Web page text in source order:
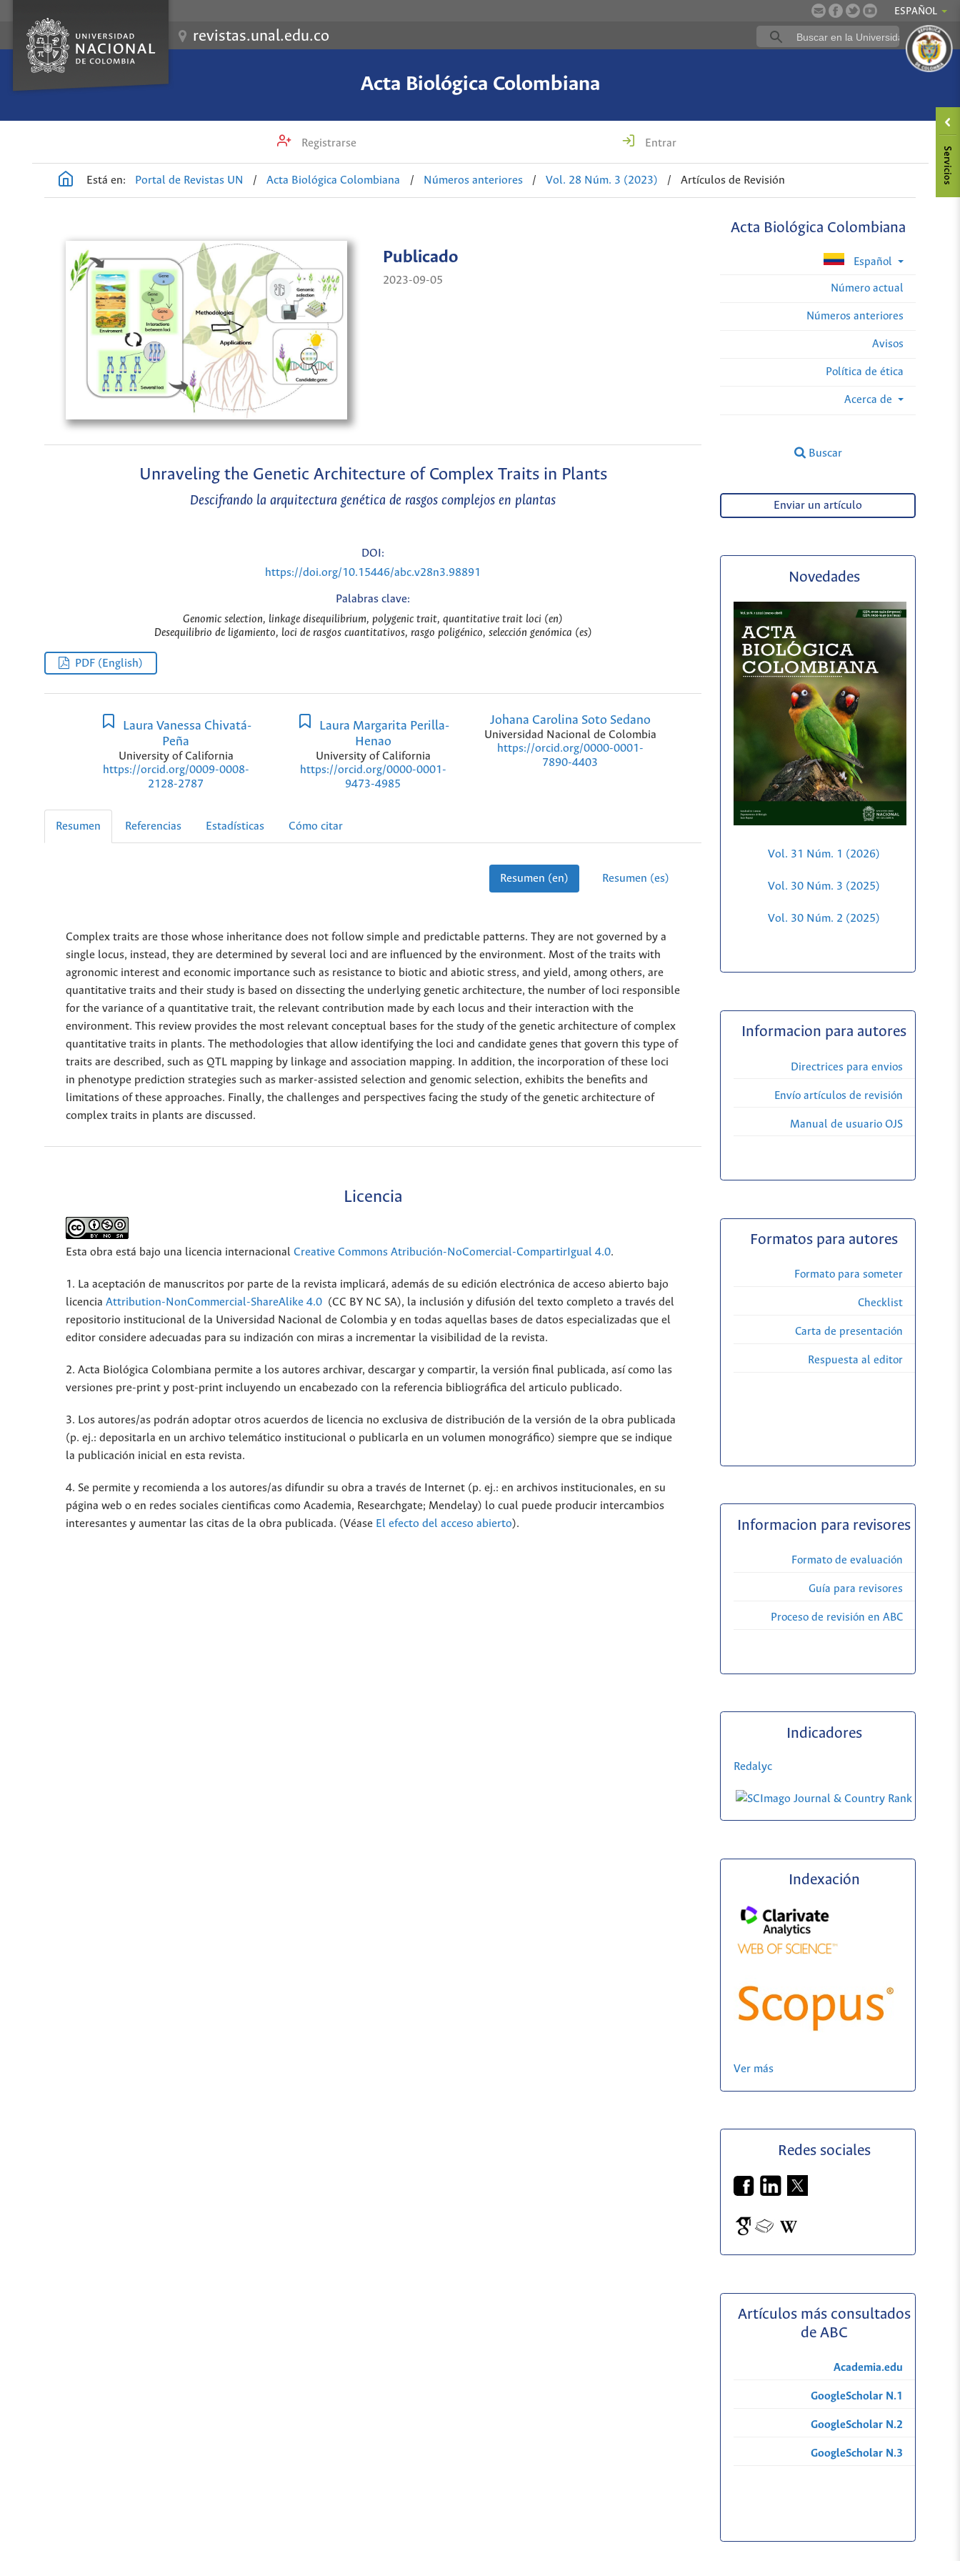
ESPAÑOL
revistas.unal.edu.co
Acta Biológica Colombiana
Registrarse Entrar
Está en: Portal de Revistas UN / Acta Biológica Colombiana / Números anteriores / Vol. 28 Núm. 3 (2023) / Artículos de Revisión
Acta Biológica Colombiana
Español
Número actual
Números anteriores
Avisos
Política de ética
Acerca de
Buscar
Publicado
2023-09-05
Unraveling the Genetic Architecture of Complex Traits in Plants
Descifrando la arquitectura genética de rasgos complejos en plantas
DOI:
https://doi.org/10.15446/abc.v28n3.98891
Palabras clave:
Genomic selection, linkage disequilibrium, polygenic trait, quantitative trait loci (en)
Desequilibrio de ligamiento, loci de rasgos cuantitativos, rasgo poligénico, selección genómica (es)
PDF (English)
Laura Vanessa Chivatá-
Peña
University of California
https://orcid.org/0009-0008-
2128-2787
Laura Margarita Perilla-
Henao
University of California
https://orcid.org/0000-0001-
9473-4985
Johana Carolina Soto Sedano
Universidad Nacional de Colombia
https://orcid.org/0000-0001-
7890-4403
Resumen Referencias Estadísticas Cómo citar
Resumen (en) Resumen (es)
Complex traits are those whose inheritance does not follow simple and predictable patterns. They are not governed by a
single locus, instead, they are determined by several loci and are influenced by the environment. Most of the traits with
agronomic interest and economic importance such as resistance to biotic and abiotic stress, and yield, among others, are
quantitative traits and their study is based on dissecting the underlying genetic architecture, the number of loci responsible
for the variance of a quantitative trait, the relevant contribution made by each locus and their interaction with the
environment. This review provides the most relevant conceptual bases for the study of the genetic architecture of complex
quantitative traits in plants. The methodologies that allow identifying the loci and candidate genes that govern this type of
traits are described, such as QTL mapping by linkage and association mapping. In addition, the incorporation of these loci
in phenotype prediction strategies such as marker-assisted selection and genomic selection, exhibits the benefits and
limitations of these approaches. Finally, the challenges and perspectives facing the study of the genetic architecture of
complex traits in plants are discussed.
Licencia
Esta obra está bajo una licencia internacional Creative Commons Atribución-NoComercial-CompartirIgual 4.0.
1. La aceptación de manuscritos por parte de la revista implicará, además de su edición electrónica de acceso abierto bajo
licencia Attribution-NonCommercial-ShareAlike 4.0 (CC BY NC SA), la inclusión y difusión del texto completo a través del
repositorio institucional de la Universidad Nacional de Colombia y en todas aquellas bases de datos especializadas que el
editor considere adecuadas para su indización con miras a incrementar la visibilidad de la revista.
2. Acta Biológica Colombiana permite a los autores archivar, descargar y compartir, la versión final publicada, así como las
versiones pre-print y post-print incluyendo un encabezado con la referencia bibliográfica del articulo publicado.
3. Los autores/as podrán adoptar otros acuerdos de licencia no exclusiva de distribución de la versión de la obra publicada
(p. ej.: depositarla en un archivo telemático institucional o publicarla en un volumen monográfico) siempre que se indique
la publicación inicial en esta revista.
4. Se permite y recomienda a los autores/as difundir su obra a través de Internet (p. ej.: en archivos institucionales, en su
página web o en redes sociales cientificas como Academia, Researchgate; Mendelay) lo cual puede producir intercambios
interesantes y aumentar las citas de la obra publicada. (Véase El efecto del acceso abierto).
Enviar un artículo
Novedades
Vol. 31 Núm. 1 (2026)
Vol. 30 Núm. 3 (2025)
Vol. 30 Núm. 2 (2025)
Informacion para autores
Directrices para envios
Envío artículos de revisión
Manual de usuario OJS
Formatos para autores
Formato para someter
Checklist
Carta de presentación
Respuesta al editor
Informacion para revisores
Formato de evaluación
Guía para revisores
Proceso de revisión en ABC
Indicadores
Redalyc
Indexación
Ver más
Redes sociales
Artículos más consultados
de ABC
Academia.edu
GoogleScholar N.1
GoogleScholar N.2
GoogleScholar N.3